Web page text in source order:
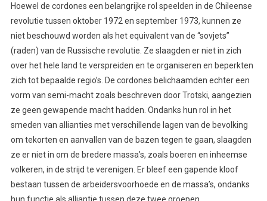
Hoewel de cordones een belangrijke rol speelden in de Chileense
revolutie tussen oktober 1972 en september 1973, kunnen ze
niet beschouwd worden als het equivalent van de “sovjets”
(raden) van de Russische revolutie. Ze slaagden er niet in zich
over het hele land te verspreiden en te organiseren en beperkten
zich tot bepaalde regio’s. De cordones belichaamden echter een
vorm van semi-macht zoals beschreven door Trotski, aangezien
ze geen gewapende macht hadden. Ondanks hun rol in het
smeden van allianties met verschillende lagen van de bevolking
om tekorten en aanvallen van de bazen tegen te gaan, slaagden
ze er niet in om de bredere massa’s, zoals boeren en inheemse
volkeren, in de strijd te verenigen. Er bleef een gapende kloof
bestaan tussen de arbeidersvoorhoede en de massa’s, ondanks
hun functie als alliantie tussen deze twee groepen.